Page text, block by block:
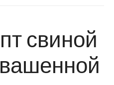
свиной